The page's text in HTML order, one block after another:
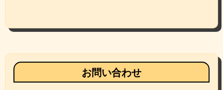
お問い合わせ